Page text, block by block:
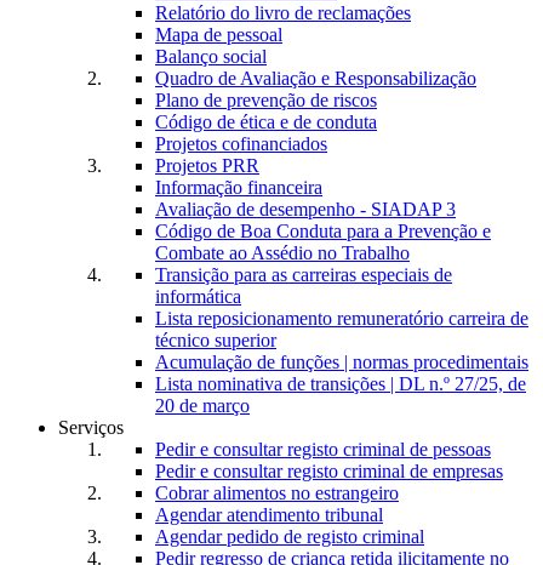
Relatório do livro de reclamações
Mapa de pessoal
Balanço social
Quadro de Avaliação e Responsabilização
Plano de prevenção de riscos
Código de ética e de conduta
Projetos cofinanciados
Projetos PRR
Informação financeira
Avaliação de desempenho - SIADAP 3
Código de Boa Conduta para a Prevenção e
Combate ao Assédio no Trabalho
Transição para as carreiras especiais de
informática
Lista reposicionamento remuneratório carreira de
técnico superior
Acumulação de funções | normas procedimentais
Lista nominativa de transições | DL n.º 27/25, de
20 de março
Serviços
Pedir e consultar registo criminal de pessoas
Pedir e consultar registo criminal de empresas
Cobrar alimentos no estrangeiro
Agendar atendimento tribunal
Agendar pedido de registo criminal
Pedir regresso de criança retida ilicitamente no